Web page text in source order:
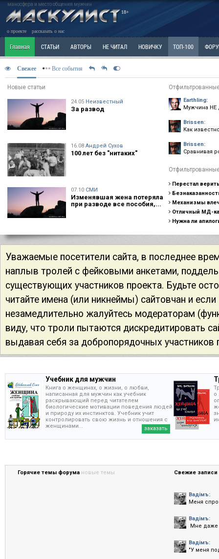
маносфера и место общения мужчин
18+
о проекте рассказать о нас
Главная СТАТЬИ АВТОРЫ НЕ ЧИТАЛ НОВИЧКУ ТОП-100
Ветка: Расстаюсь или Развожусь. САНЧАС
РАЗДЕЛ: Разное КОПИЛКА
Свежее Все события
Новые статьи
24.05 Неизвестный
За развод
16.08 Андрей Сухов
100 лет без "нитаких"
07.10 СМИ
Изменявшая жена потеряла
при разводе все пособия,...
Earthling:
Мужчина НЕ
Brissen:
Как
Brissen:
Сравнивая
Перестал
Механизмы
Отличный МД-
Нужна ли
Уважаемые посетители сайта, в последнее
наплыв тролей с фейковыми анкетами,
существующих участников проекта. Будьте
читайте имена (или никнеймы) сайтовчан и
незамедлительно жалуйтесь модераторам
виду, что троли пытаются дискредитировать
выдавая себя за добропорядочных участников
Учебник для мужчин
Книга о женщинах, о жизни, о любви,
написанная для мужчин как учебник
раскрывающий перед читателем
биологические мотивации поведения людей
и природу их инстинктов. Учебник учит
контролировать свою жизнь и отношения с
женщинами...
заказать
о
Горячие темы форума новые темы Свежие записи
Вадiмъ:
Меня
Вадiмъ:
Мне даже
Вадiмъ:
"У меня